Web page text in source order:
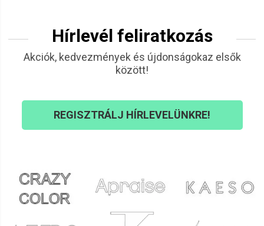
Hírlevél feliratkozás
Akciók, kedvezmények és újdonságokaz elsők
között!
REGISZTRÁLJ HÍRLEVELÜNKRE!